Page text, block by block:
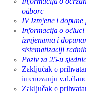
odbora
IV Izmjene i
Informacija o odluci
izmjenama i
sistematizaciji
Poziv za 25-u
Zaključak o
imenovanju
Zaključak o